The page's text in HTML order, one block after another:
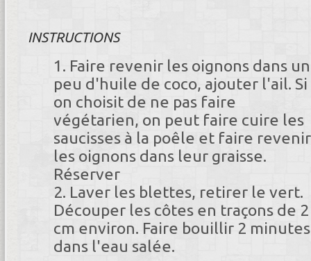
INSTRUCTIONS
Faire revenir les oignons dans un
peu d'huile de coco, ajouter l'ail. Si
on choisit de ne pas faire
végétarien, on peut faire cuire les
saucisses à la poêle et faire revenir
les oignons dans leur graisse.
Réserver
Laver les blettes, retirer le vert.
Découper les côtes en traçons de 2
cm environ. Faire bouillir 2 minutes
dans l'eau salée.